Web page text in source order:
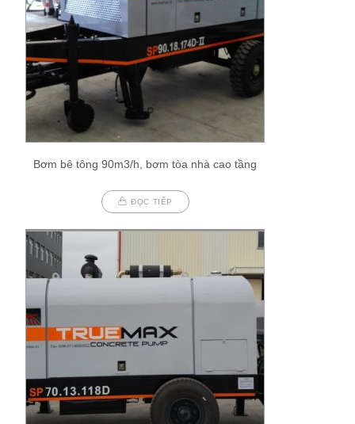
Bơm bê tông 90m3/h, bơm tòa nhà cao tầng
ĐỌC TIẾP